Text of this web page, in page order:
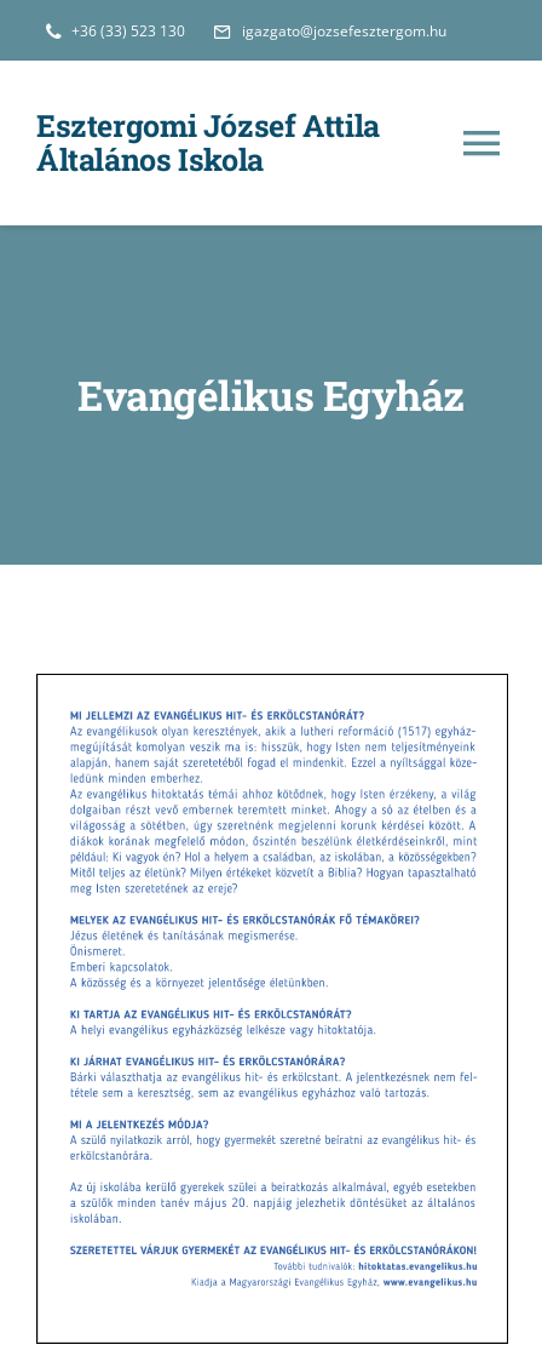
Kihagyás
+36 (33) 523 130 igazgato@jozsefesztergom.hu
Esztergomi József Attila
Általános Iskola
Kapcsolat
e-Napló
Evangélikus Egyház